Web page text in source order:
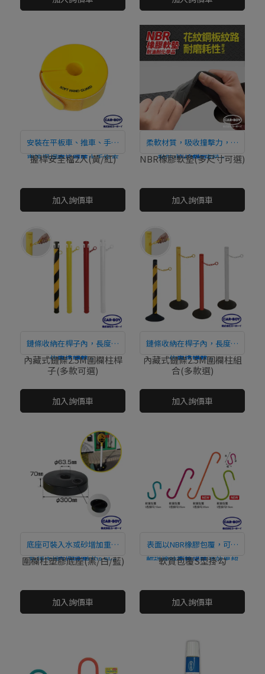
安裝在平板車、推車、手拉
車等握桿處，可防止手指夾
全的最佳防護對策!
直接購買
握桿安全檔2入(黃/紅)
加入詢價車
柔軟材質，吸收撞擊力，振
動防止，減輕疲勞。
直接購買
NBR橡膠軟墊(多尺寸可選)
加入詢價車
鏈條收納在桿子內，長度可
依需求調整。
直接購買
內藏式鏈條2.5M圍欄柱桿
子(多款可選)
加入詢價車
鏈條收納在桿子內，長度可
依需求調整。
直接購買
內藏式鏈條2.5M圍欄柱組
合(多款選)
加入詢價車
底座可裝入水或砂增加重量
及穩定性，滿水時約3.5kg
直接購買
圍欄柱塑膠底座(黑/白/藍)
加入詢價車
表面以NBR橡膠包覆，可減
輕碰撞時衝擊，防滑效果超
直接購買
軟質包覆S型掛勾
加入詢價車